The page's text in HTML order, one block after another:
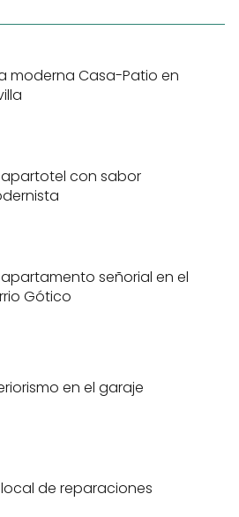
moderna Casa-Patio en
apartotel con sabor
apartamento señorial en el
Gótico
en el garaje
local de reparaciones